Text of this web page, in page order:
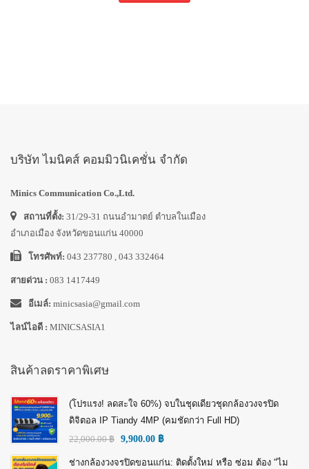
บริษัท ไมนิคส์ คอมมิวนิเคชั่น จำกัด
Minics Communication Co.,Ltd.
สถานที่ตั้ง: 31/29-31 ถนนอำมาตย์ ตำบลในเมือง
อำเภอเมือง จังหวัดขอนแก่น 40000
โทรศัพท์: 043 237780 , 043 332464
สายด่วน : 083 1417449
อีเมล์: minicsasia@gmail.com
ไลน์ไอดี : MINICSASIA1
สินค้าลดราคาพิเศษ
(โปรแรง! ลดสะใจ 60%) จบในชุดเดียวชุดกล้องวงจรปิด
ดิจิตอล IP Tiandy 4MP (คมชัดกว่า Full HD)
22,000.00฿ 9,900.00 ฿
ช่างกล้องวงจรปิดขอนแก่น: ติดตั้งใหม่ หรือ ซ่อม ต้อง "ไม